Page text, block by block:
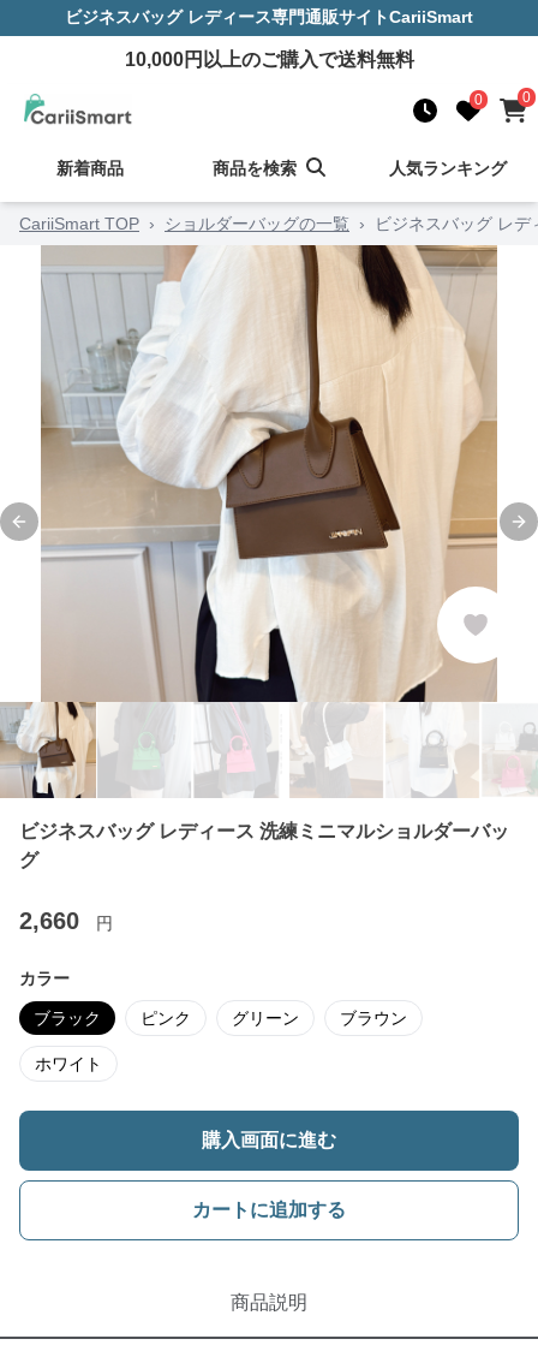
ビジネスバッグ レディース専門通販サイトCariiSmart
10,000円以上のご購入で送料無料
0 0
新着商品 商品を検索 人気ランキング
CariiSmart TOP › ショルダーバッグの一覧 › ビジネスバッグ レ
Previous slide
ビジネスバッグ レディース 洗練ミニマルショルダーバッ
グ
2,660 円
カラー
ブラック ピンク グリーン ブラウン
ホワイト
購入画面に進む
カートに追加する
商品説明